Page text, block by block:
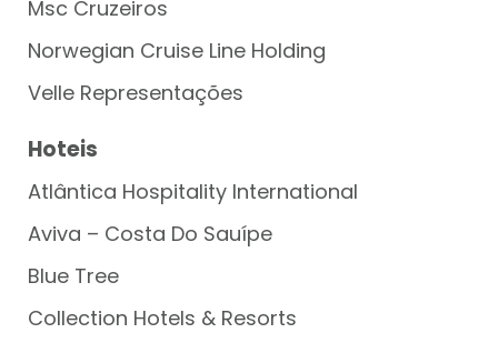
Msc Cruzeiros
Norwegian Cruise Line Holding
Velle Representações
Hoteis
Atlântica Hospitality International
Aviva – Costa Do Sauípe
Blue Tree
Collection Hotels & Resorts